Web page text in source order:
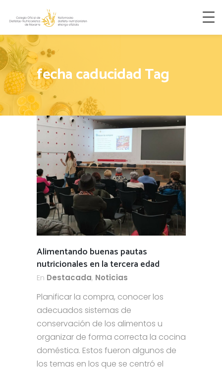
fecha caducidad Tag
Alimentando buenas pautas
nutricionales en la tercera edad
En Destacada, Noticias
Planificar la compra, conocer los
adecuados sistemas de
conservación de los alimentos u
organizar de forma correcta la cocina
doméstica. Estos fueron algunos de
los temas en los que se centró el